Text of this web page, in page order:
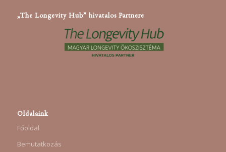
„The Longevity Hub” hivatalos Partnere
Oldalaink
Főoldal
Bemutatkozás